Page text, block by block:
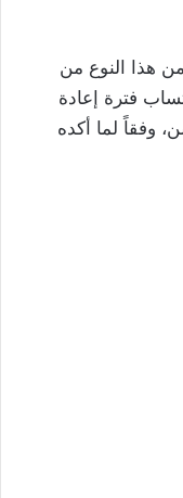
هذا النوع من
دون احتساب فترة إعادة
وفقاً لما أكده